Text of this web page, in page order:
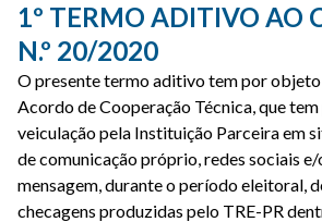
1º TERMO ADITIVO AO
N.º 20/2020
O presente termo aditivo tem por
Acordo de Cooperação Técnica, que
veiculação pela Instituição Parceira em
de comunicação próprio, redes sociais
mensagem, durante o período eleitoral,
checagens produzidas pelo TRE-PR